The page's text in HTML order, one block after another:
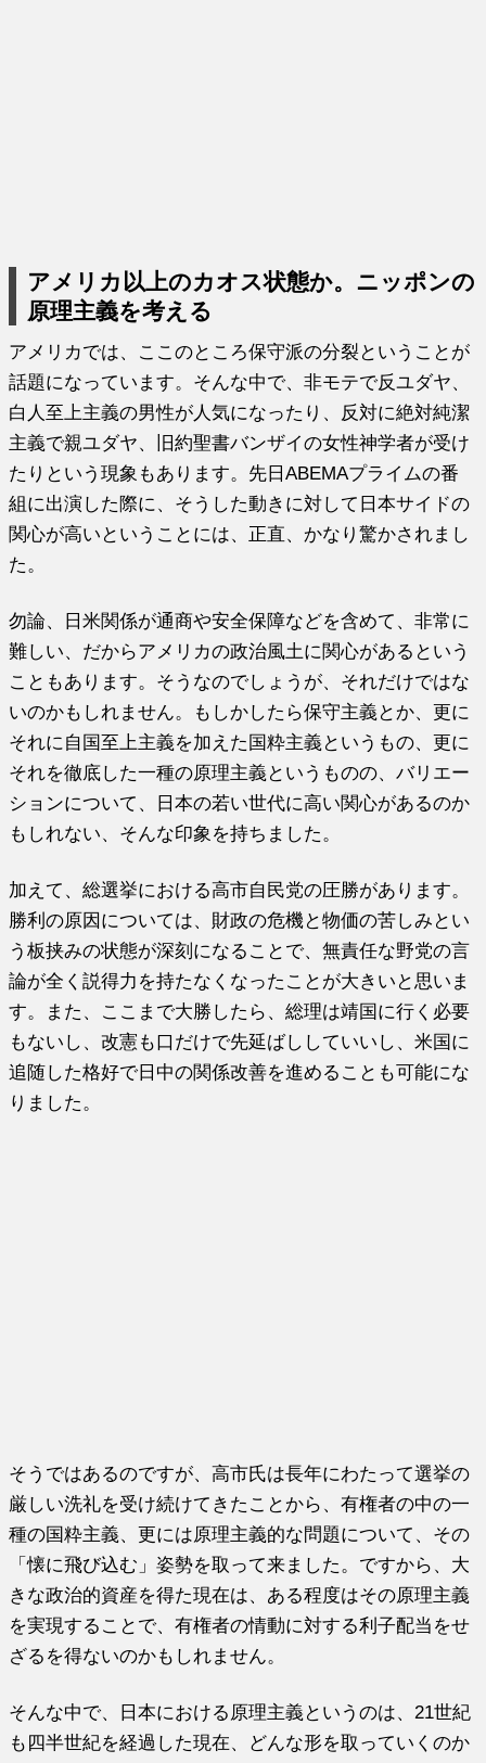
アメリカ以上のカオス状態か。ニッポンの
原理主義を考える
アメリカでは、ここのところ保守派の分裂ということが
話題になっています。そんな中で、非モテで反ユダヤ、
白人至上主義の男性が人気になったり、反対に絶対純潔
主義で親ユダヤ、旧約聖書バンザイの女性神学者が受け
たりという現象もあります。先日ABEMAプライムの番
組に出演した際に、そうした動きに対して日本サイドの
関心が高いということには、正直、かなり驚かされまし
た。
勿論、日米関係が通商や安全保障などを含めて、非常に
難しい、だからアメリカの政治風土に関心があるという
こともあります。そうなのでしょうが、それだけではな
いのかもしれません。もしかしたら保守主義とか、更に
それに自国至上主義を加えた国粋主義というもの、更に
それを徹底した一種の原理主義というものの、バリエー
ションについて、日本の若い世代に高い関心があるのか
もしれない、そんな印象を持ちました。
加えて、総選挙における高市自民党の圧勝があります。
勝利の原因については、財政の危機と物価の苦しみとい
う板挟みの状態が深刻になることで、無責任な野党の言
論が全く説得力を持たなくなったことが大きいと思いま
す。また、ここまで大勝したら、総理は靖国に行く必要
もないし、改憲も口だけで先延ばししていいし、米国に
追随した格好で日中の関係改善を進めることも可能にな
りました。
そうではあるのですが、高市氏は長年にわたって選挙の
厳しい洗礼を受け続けてきたことから、有権者の中の一
種の国粋主義、更には原理主義的な問題について、その
「懐に飛び込む」姿勢を取って来ました。ですから、大
きな政治的資産を得た現在は、ある程度はその原理主義
を実現することで、有権者の情動に対する利子配当をせ
ざるを得ないのかもしれません。
そんな中で、日本における原理主義というのは、21世紀
も四半世紀を経過した現在、どんな形を取っていくのか